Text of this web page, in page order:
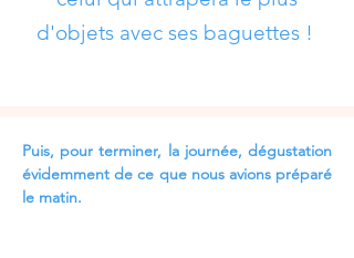
d'objets avec ses baguettes !
Puis, pour terminer, la journée, dégustation
évidemment de ce que nous avions préparé
le matin.